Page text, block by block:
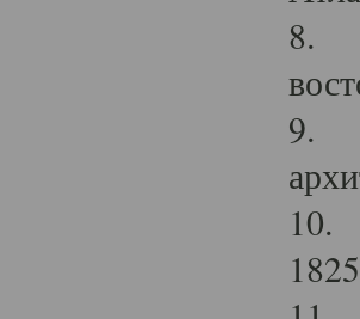
8.
9.
10.